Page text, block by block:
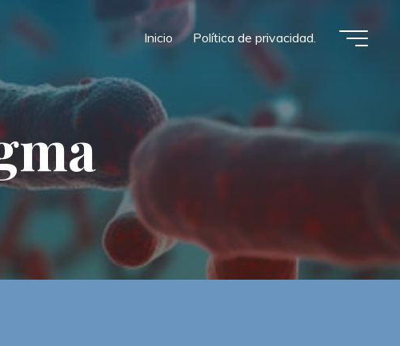
Inicio Política de privacidad.
ma